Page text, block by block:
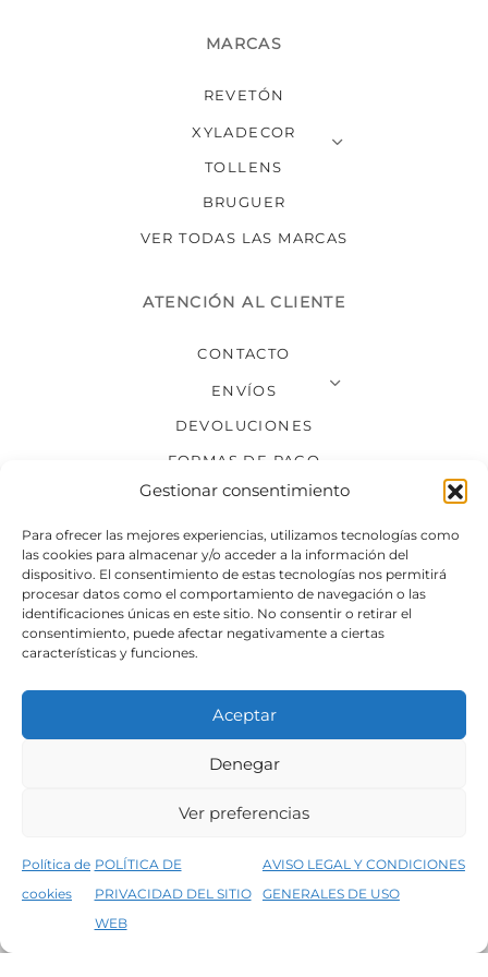
Gestionar consentimiento
Para ofrecer las mejores experiencias, utilizamos tecnologías como
las cookies para almacenar y/o acceder a la información del
dispositivo. El consentimiento de estas tecnologías nos permitirá
procesar datos como el comportamiento de navegación o las
identificaciones únicas en este sitio. No consentir o retirar el
consentimiento, puede afectar negativamente a ciertas
características y funciones.
Aceptar
Denegar
Ver preferencias
Política de
cookies
POLÍTICA DE
PRIVACIDAD DEL SITIO
WEB
AVISO LEGAL Y CONDICIONES
GENERALES DE USO
5% de descuento en tu primera compra, utiliza el código PRIMERACOMPRA
MARCAS
REVETÓN
XYLADECOR
TOLLENS
BRUGUER
VER TODAS LAS MARCAS
ATENCIÓN AL CLIENTE
CONTACTO
ENVÍOS
DEVOLUCIONES
FORMAS DE PAGO
SÍGUENOS
Condiciones generales de venta
Política de privacidad del sitio web
©2026 Decopintur- todos los derechos